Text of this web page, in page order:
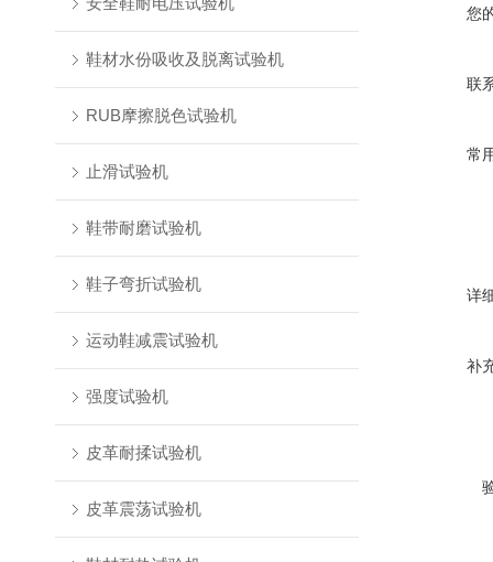
鞋材水份吸收及脱离试验机
RUB摩擦脱色试验机
止滑试验机
鞋带耐磨试验机
鞋子弯折试验机
运动鞋减震试验机
强度试验机
皮革耐揉试验机
皮革震荡试验机
您
联
常
详
补